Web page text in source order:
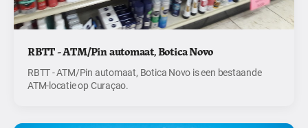
RBTT - ATM/Pin automaat, Botica Novo
RBTT - ATM/Pin automaat, Botica Novo is een bestaande
ATM-locatie op Curaçao.